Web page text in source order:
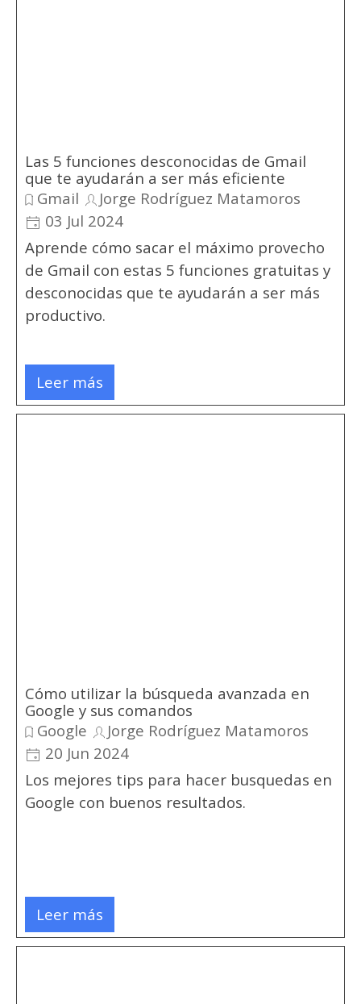
Las 5 funciones desconocidas de Gmail
que te ayudarán a ser más eficiente
Gmail
Jorge Rodríguez Matamoros
03 Jul 2024
Aprende cómo sacar el máximo provecho
de Gmail con estas 5 funciones gratuitas y
desconocidas que te ayudarán a ser más
productivo.
Leer más
Cómo utilizar la búsqueda avanzada en
Google y sus comandos
Google
Jorge Rodríguez Matamoros
20 Jun 2024
Los mejores tips para hacer busquedas en
Google con buenos resultados.
Leer más